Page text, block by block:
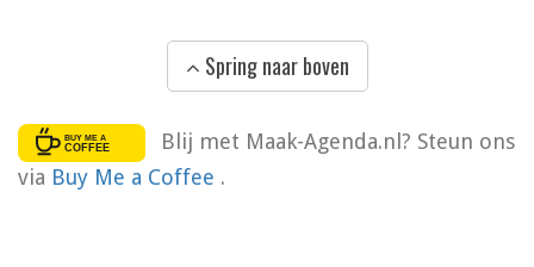
Spring naar boven
Blij met Maak-Agenda.nl? Steun ons
via Buy Me a Coffee .